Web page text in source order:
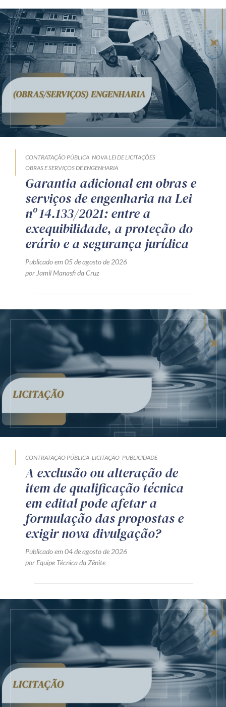
CONTRATAÇÃO PÚBLICA NOVA LEI DE LICITAÇÕES
OBRAS E SERVIÇOS DE ENGENHARIA
Garantia adicional em obras e
serviços de engenharia na Lei
nº 14.133/2021: entre a
exequibilidade, a proteção do
erário e a segurança jurídica
Publicado em 05 de agosto de 2026
por Jamil Manasfi da Cruz
CONTRATAÇÃO PÚBLICA LICITAÇÃO PUBLICIDADE
A exclusão ou alteração de
item de qualificação técnica
em edital pode afetar a
formulação das propostas e
exigir nova divulgação?
Publicado em 04 de agosto de 2026
por Equipe Técnica da Zênite